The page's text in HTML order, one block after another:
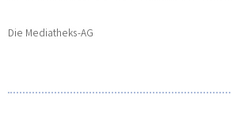
Die Mediatheks-AG